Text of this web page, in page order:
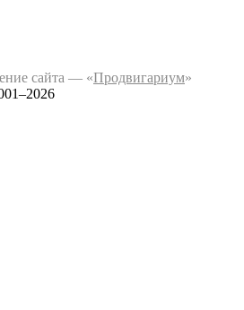
сайта — «Продвигариум»